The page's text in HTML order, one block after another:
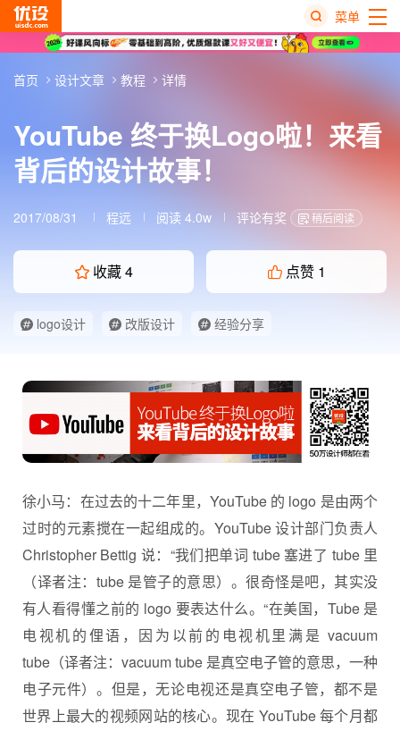
菜单
YouTube 终于换Logo啦！来看
背后的设计故事！
2017/08/31 程远 阅读 4.0w 评论有奖 稍后阅读
收藏4 点赞 1
logo设计 改版设计 经验分享
首页 设计文章 教程 详情
徐小马：在过去的十二年里，YouTube 的 logo 是由两个
过时的元素搅在一起组成的。YouTube 设计部门负责人
Christopher Bettig 说：“我们把单词 tube 塞进了 tube 里
（译者注：tube 是管子的意思）。很奇怪是吧，其实没
有人看得懂之前的 logo 要表达什么。“在美国，Tube 是
电视机的俚语，因为以前的电视机里满是 vacuum
tube（译者注：vacuum tube 是真空电子管的意思，一种
电子元件）。但是，无论电视还是真空电子管，都不是
世界上最大的视频网站的核心。现在 YouTube 每个月都